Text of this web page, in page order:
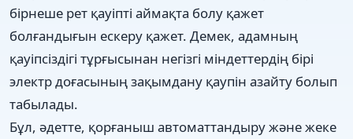
бірнеше рет қауіпті аймақта болу қажет
болғандығын ескеру қажет. Демек, адамның
қауіпсіздігі тұрғысынан негізгі міндеттердің бірі
электр доғасының зақымдану қаупін азайту болып
табылады.
Бұл, әдетте, қорғаныш автоматтандыру және жеке